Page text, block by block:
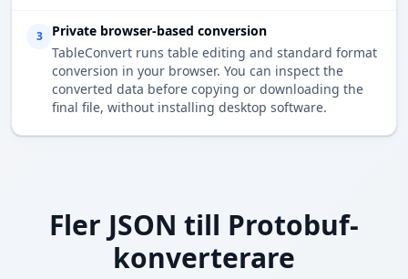
3
Private browser-based conversion
TableConvert runs table editing and standard format
conversion in your browser. You can inspect the
converted data before copying or downloading the
final file, without installing desktop software.
Fler JSON till Protobuf-
konverterare